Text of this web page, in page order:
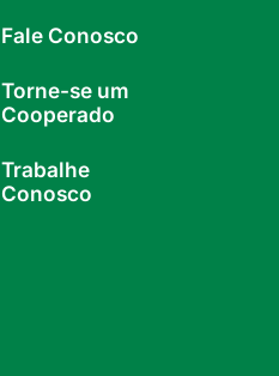
Fale Conosco
Torne-se um
Cooperado
Trabalhe
Conosco